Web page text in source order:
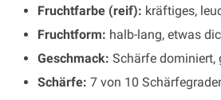
Fruchtfarbe (reif): kräftiges,
Fruchtform: halb-lang, etwas
Geschmack: Schärfe dominiert,
Schärfe: 7 von 10